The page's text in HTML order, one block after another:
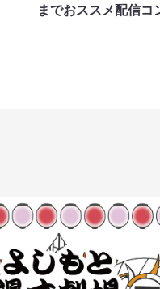
までおススメ配信コ